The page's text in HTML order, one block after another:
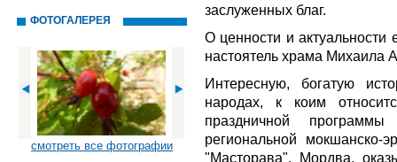
ФОТОГАЛЕРЕЯ
смотреть все фотографии
заслуженных благ.
О ценности и актуальности
настоятель храма Михаила
Интересную, богатую
народах, к коим
праздничной
региональной мокшанско-
"Масторава". Мордва,